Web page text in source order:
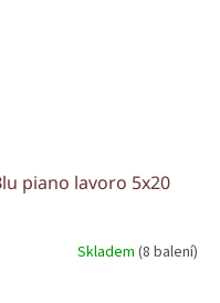
piano lavoro 5x20
Skladem (8 balení)